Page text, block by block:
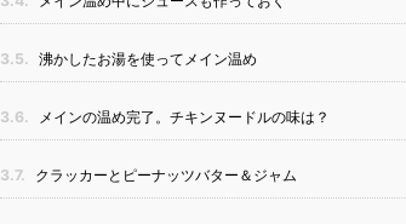
3.5. 沸かしたお湯を使ってメイン温め
3.6. メインの温め完了。チキンヌードルの味は？
3.7. クラッカーとピーナッツバター＆ジャム